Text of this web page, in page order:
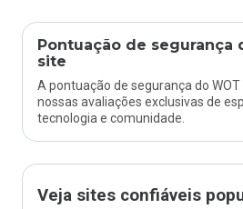
Pontuação de segurança
site
A pontuação de segurança do
nossas avaliações exclusivas de
tecnologia e comunidade.
Veja sites confiáveis